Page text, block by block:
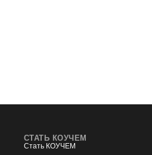
СТАТЬ КОУЧЕМ
Стать КОУЧЕМ